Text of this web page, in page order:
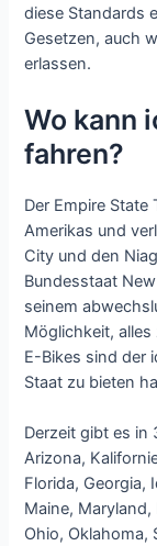
diese Standards
Gesetzen, auch
erlassen.
Wo kann
fahren?
Der Empire
Amerikas und
City und den
Bundesstaat
seinem
Möglichkeit,
E-Bikes sind der
Staat zu bieten
Derzeit gibt es in
Arizona,
Florida, Georgia,
Maine,
Ohio, Oklahoma,